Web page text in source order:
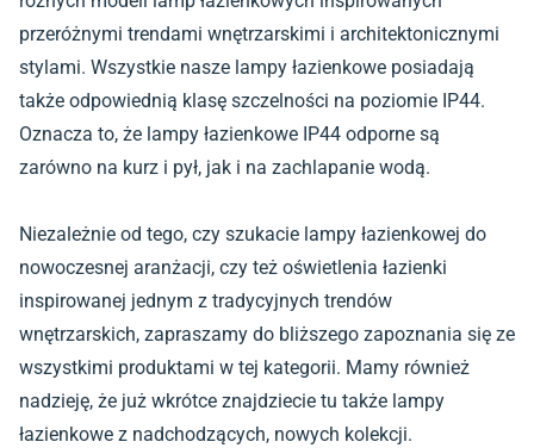
przeróżnymi trendami wnętrzarskimi i architektonicznymi
stylami. Wszystkie nasze lampy łazienkowe posiadają
także odpowiednią klasę szczelności na poziomie IP44.
Oznacza to, że lampy łazienkowe IP44 odporne są
zarówno na kurz i pył, jak i na zachlapanie wodą.
Niezależnie od tego, czy szukacie lampy łazienkowej do
nowoczesnej aranżacji, czy też oświetlenia łazienki
inspirowanej jednym z tradycyjnych trendów
wnętrzarskich, zapraszamy do bliższego zapoznania się ze
wszystkimi produktami w tej kategorii. Mamy również
nadzieję, że już wkrótce znajdziecie tu także lampy
łazienkowe z nadchodzących, nowych kolekcji.